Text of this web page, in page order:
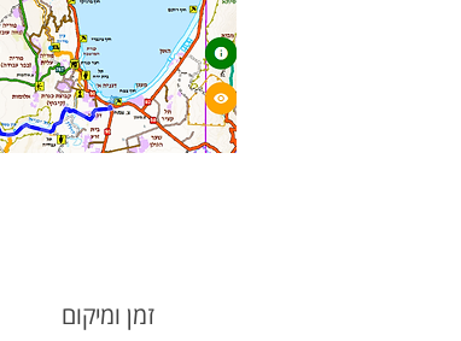
זמן ומיקום